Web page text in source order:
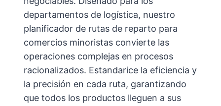
departamentos de logística, nuestro
planificador de rutas de reparto para
comercios minoristas convierte las
operaciones complejas en procesos
racionalizados. Estandarice la eficiencia y
la precisión en cada ruta, garantizando
que todos los productos lleguen a sus